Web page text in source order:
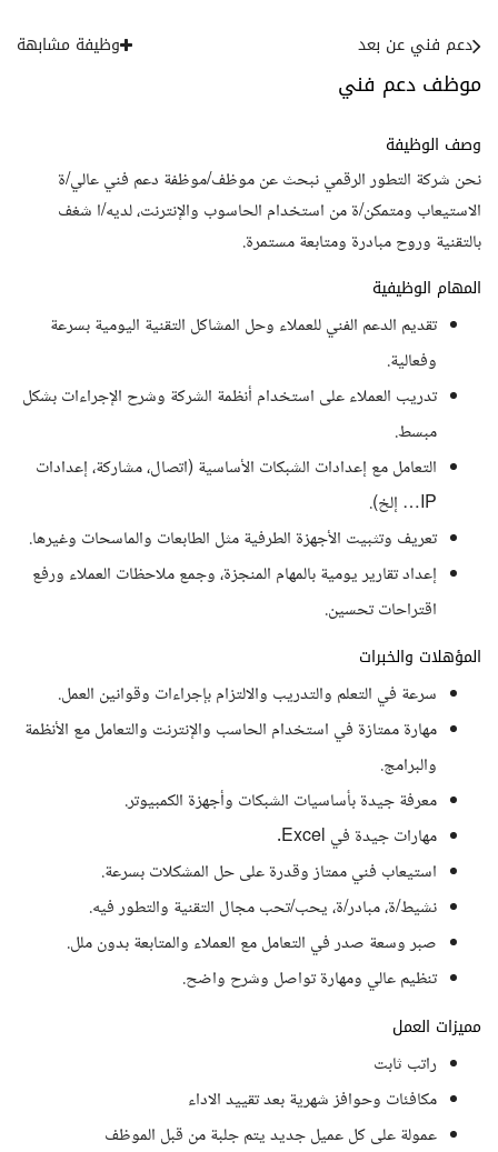
موظف دعم فني
دعم فني عن بعد وظيفة مشابهة
وصف الوظيفة
نحن شركة التطور الرقمي نبحث عن موظف/موظفة دعم فني عالي/ة
الاستيعاب ومتمكن/ة من استخدام الحاسوب والإنترنت، لديه/ا شغف
بالتقنية وروح مبادرة ومتابعة مستمرة.
المهام الوظيفية
تقديم الدعم الفني للعملاء وحل المشاكل التقنية اليومية بسرعة
وفعالية.
تدريب العملاء على استخدام أنظمة الشركة وشرح الإجراءات بشكل
مبسط.
التعامل مع إعدادات الشبكات الأساسية (اتصال، مشاركة، إعدادات
IP… إلخ).
تعريف وتثبيت الأجهزة الطرفية مثل الطابعات والماسحات وغيرها.
إعداد تقارير يومية بالمهام المنجزة، وجمع ملاحظات العملاء ورفع
اقتراحات تحسين.
المؤهلات والخبرات
سرعة في التعلم والتدريب والالتزام بإجراءات وقوانين العمل.
مهارة ممتازة في استخدام الحاسب والإنترنت والتعامل مع الأنظمة
والبرامج.
معرفة جيدة بأساسيات الشبكات وأجهزة الكمبيوتر.
مهارات جيدة في Excel.
استيعاب فني ممتاز وقدرة على حل المشكلات بسرعة.
نشيط/ة، مبادر/ة، يحب/تحب مجال التقنية والتطور فيه.
صبر وسعة صدر في التعامل مع العملاء والمتابعة بدون ملل.
تنظيم عالي ومهارة تواصل وشرح واضح.
مميزات العمل
راتب ثابت
مكافئات وحوافز شهرية بعد تقييد الاداء
عمولة على كل عميل جديد يتم جلبة من قبل الموظف